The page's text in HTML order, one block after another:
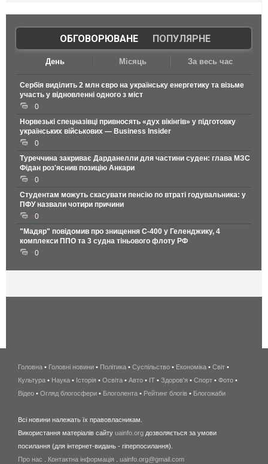
ОБГОВОРЮВАНЕ| ПОПУЛЯРНЕ
День Місяць За весь час
Сербія виділить 2 млн євро на українську енергетику та візьме
участь у відновленні одного з міст
0
Норвезькі спецназівці привносять «дух вікінгів» у підготовку
українських військових — Business Insider
0
Туреччина закриває Дарданелли для частини суден: глава МЗС
Фідан роз'яснив позицію Анкари
0
Студентам можуть скасувати пенсію по втраті годувальника: у
ПФУ назвали чотири причини
0
"Мадяр" повідомив про знищення С-400 у Геленджику, 4
комплекси ППО та 3 судна тіньового флоту РФ
0
беспроводной
интернет
киев
wimax
в
Головна • Головні новини • Політика • Суспільство • Економіка • Світ •
Культура • Наука • Історія • Освіта • Авто • IT • Здоров'я • Спорт • Фото •
Відео • Огляд блогосфери • Блоголента • Рейтинг блогів • Блогожаби
Всі новини належать їх правовласникам.
Використання матеріалів сайту uainfo.org дозволяється за умови
посилання (для інтернет-видань - гіперпосилання).
Про нас
Контактна інформація uainfo.org@gmail.com